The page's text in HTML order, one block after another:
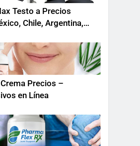
Testo a Precios
Chile, Argentina,
Costa Rica y
Precios –
en Línea